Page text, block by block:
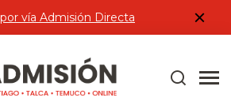
vía Admisión Directa